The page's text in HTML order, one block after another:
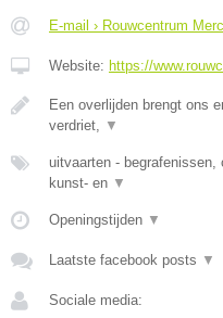
E-mail › Rouwcentrum
Website: https://
Een overlijden brengt ons
verdriet,
▼
uitvaarten - begrafenissen,
kunst- en ▼
Openingstijden ▼
Laatste facebook posts ▼
Sociale media: